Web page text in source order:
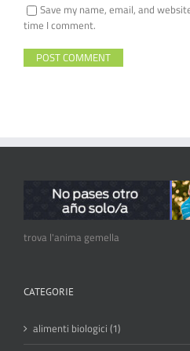
Save my name, email, and
time I comment.
trova l'anima gemella
CATEGORIE
alimenti biologici (1)